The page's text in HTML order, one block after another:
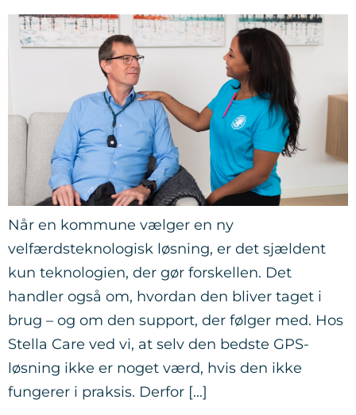
Når en kommune vælger en ny
velfærdsteknologisk løsning, er det sjældent
kun teknologien, der gør forskellen. Det
handler også om, hvordan den bliver taget i
brug – og om den support, der følger med. Hos
Stella Care ved vi, at selv den bedste GPS-
løsning ikke er noget værd, hvis den ikke
fungerer i praksis. Derfor […]